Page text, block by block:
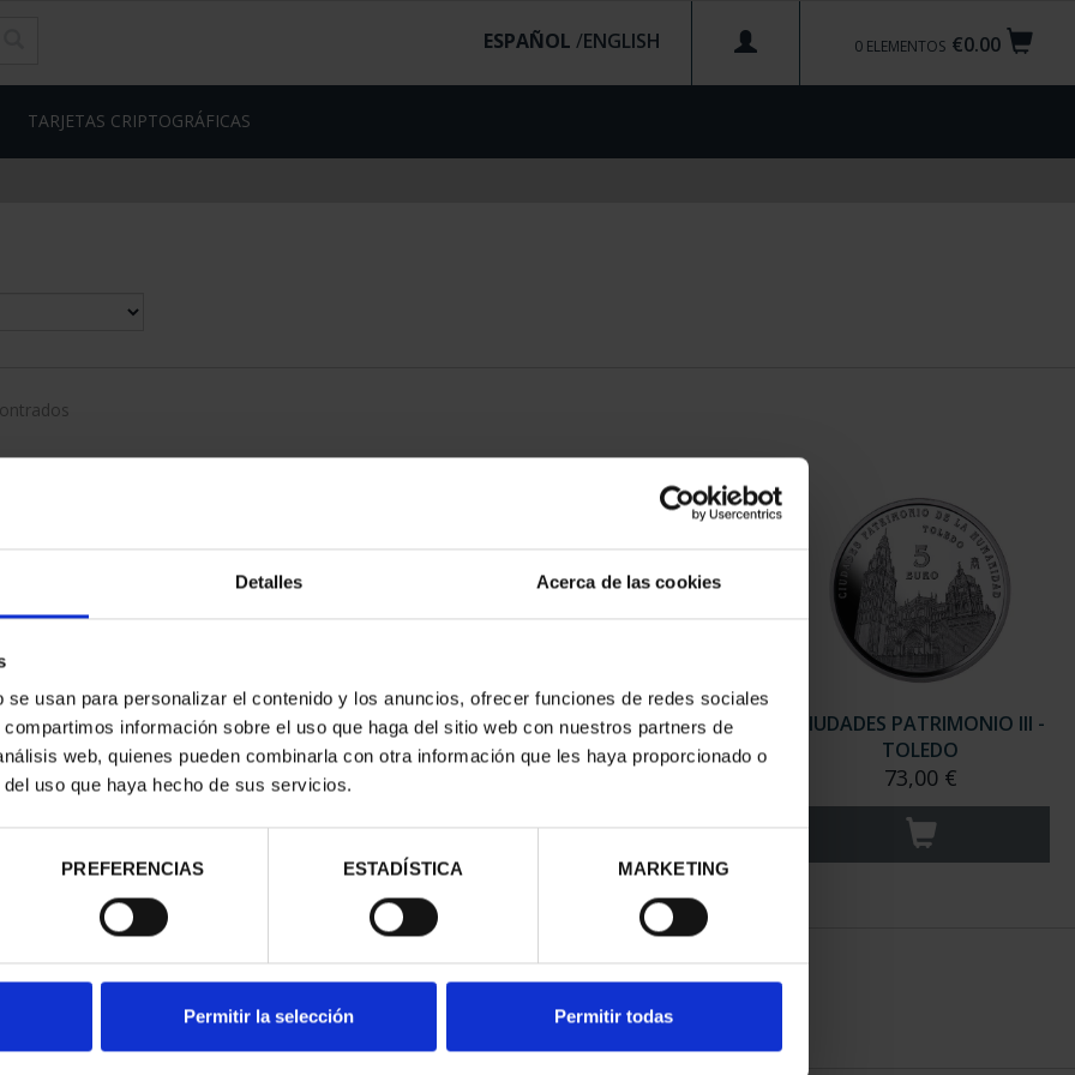
Detalles Acerca de las cookies
usan para personalizar el contenido y los anuncios, ofrecer funciones de redes sociales
información sobre el uso que haga del sitio web con nuestros partners de
web, quienes pueden combinarla con otra información que les haya proporcionado o
uso que haya hecho de sus servicios.
PREFERENCIAS ESTADÍSTICA MARKETING
Permitir la selección Permitir todas
€0.00
0 ELEMENTOS
ESPAÑOL /
TARJETAS CRIPTOGRÁFICAS
III -
€
CIUDADES PATRIMONIO III -
SEGOVIA
73,00 €
CIUDADES PATRIMONIO III -
SANTIAGO DE CO...
CIUDADES PATRIMONIO III -
TOLEDO
73,00 €